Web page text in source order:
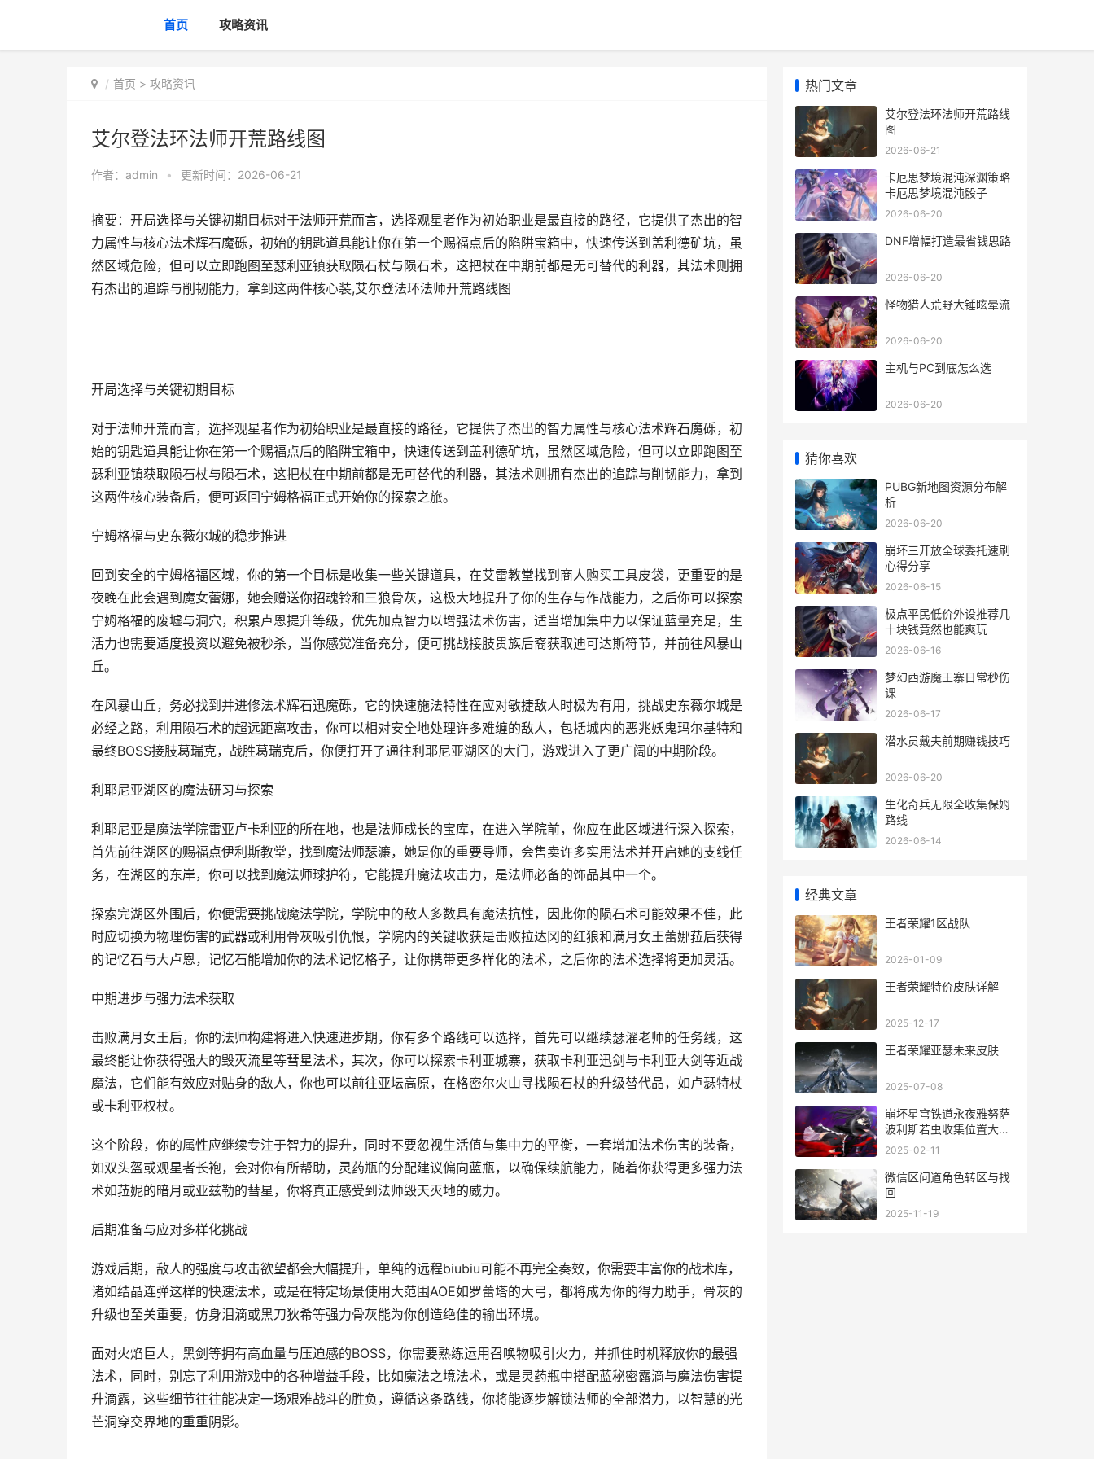
首页 攻略资讯
首页 > 攻略资讯
艾尔登法环法师开荒路线图
作者： admin • 更新时间：2026-06-21
摘要：开局选择与关键初期目标对于法师开荒而言，选择观星者作为初始职业是最直接的路径，它提供了杰出的智
力属性与核心法术辉石魔砾，初始的钥匙道具能让你在第一个赐福点后的陷阱宝箱中，快速传送到盖利德矿坑，虽
然区域危险，但可以立即跑图至瑟利亚镇获取陨石杖与陨石术，这把杖在中期前都是无可替代的利器，其法术则拥
有杰出的追踪与削韧能力，拿到这两件核心装,艾尔登法环法师开荒路线图
开局选择与关键初期目标
对于法师开荒而言，选择观星者作为初始职业是最直接的路径，它提供了杰出的智力属性与核心法术辉石魔砾，初
始的钥匙道具能让你在第一个赐福点后的陷阱宝箱中，快速传送到盖利德矿坑，虽然区域危险，但可以立即跑图至
瑟利亚镇获取陨石杖与陨石术，这把杖在中期前都是无可替代的利器，其法术则拥有杰出的追踪与削韧能力，拿到
这两件核心装备后，便可返回宁姆格福正式开始你的探索之旅。
宁姆格福与史东薇尔城的稳步推进
回到安全的宁姆格福区域，你的第一个目标是收集一些关键道具，在艾雷教堂找到商人购买工具皮袋，更重要的是
夜晚在此会遇到魔女蕾娜，她会赠送你招魂铃和三狼骨灰，这极大地提升了你的生存与作战能力，之后你可以探索
宁姆格福的废墟与洞穴，积累卢恩提升等级，优先加点智力以增强法术伤害，适当增加集中力以保证蓝量充足，生
活力也需要适度投资以避免被秒杀，当你感觉准备充分，便可挑战接肢贵族后裔获取迪可达斯符节，并前往风暴山
丘。
在风暴山丘，务必找到并进修法术辉石迅魔砾，它的快速施法特性在应对敏捷敌人时极为有用，挑战史东薇尔城是
必经之路，利用陨石术的超远距离攻击，你可以相对安全地处理许多难缠的敌人，包括城内的恶兆妖鬼玛尔基特和
最终BOSS接肢葛瑞克，战胜葛瑞克后，你便打开了通往利耶尼亚湖区的大门，游戏进入了更广阔的中期阶段。
利耶尼亚湖区的魔法研习与探索
利耶尼亚是魔法学院雷亚卢卡利亚的所在地，也是法师成长的宝库，在进入学院前，你应在此区域进行深入探索，
首先前往湖区的赐福点伊利斯教堂，找到魔法师瑟濂，她是你的重要导师，会售卖许多实用法术并开启她的支线任
务，在湖区的东岸，你可以找到魔法师球护符，它能提升魔法攻击力，是法师必备的饰品其中一个。
探索完湖区外围后，你便需要挑战魔法学院，学院中的敌人多数具有魔法抗性，因此你的陨石术可能效果不佳，此
时应切换为物理伤害的武器或利用骨灰吸引仇恨，学院内的关键收获是击败拉达冈的红狼和满月女王蕾娜菈后获得
的记忆石与大卢恩，记忆石能增加你的法术记忆格子，让你携带更多样化的法术，之后你的法术选择将更加灵活。
中期进步与强力法术获取
击败满月女王后，你的法师构建将进入快速进步期，你有多个路线可以选择，首先可以继续瑟濯老师的任务线，这
最终能让你获得强大的毁灭流星等彗星法术，其次，你可以探索卡利亚城寨，获取卡利亚迅剑与卡利亚大剑等近战
魔法，它们能有效应对贴身的敌人，你也可以前往亚坛高原，在格密尔火山寻找陨石杖的升级替代品，如卢瑟特杖
或卡利亚权杖。
这个阶段，你的属性应继续专注于智力的提升，同时不要忽视生活值与集中力的平衡，一套增加法术伤害的装备，
如双头盔或观星者长袍，会对你有所帮助，灵药瓶的分配建议偏向蓝瓶，以确保续航能力，随着你获得更多强力法
术如菈妮的暗月或亚兹勒的彗星，你将真正感受到法师毁天灭地的威力。
后期准备与应对多样化挑战
游戏后期，敌人的强度与攻击欲望都会大幅提升，单纯的远程biubiu可能不再完全奏效，你需要丰富你的战术库，
诸如结晶连弹这样的快速法术，或是在特定场景使用大范围AOE如罗蕾塔的大弓，都将成为你的得力助手，骨灰的
升级也至关重要，仿身泪滴或黑刀狄希等强力骨灰能为你创造绝佳的输出环境。
面对火焰巨人，黑剑等拥有高血量与压迫感的BOSS，你需要熟练运用召唤物吸引火力，并抓住时机释放你的最强
法术，同时，别忘了利用游戏中的各种增益手段，比如魔法之境法术，或是灵药瓶中搭配蓝秘密露滴与魔法伤害提
升滴露，这些细节往往能决定一场艰难战斗的胜负，遵循这条路线，你将能逐步解锁法师的全部潜力，以智慧的光
芒洞穿交界地的重重阴影。
热门文章
艾尔登法环法师开荒路线
图
2026-06-21
卡厄思梦境混沌深渊策略
卡厄思梦境混沌骰子
2026-06-20
DNF增幅打造最省钱思路
2026-06-20
怪物猎人荒野大锤眩晕流
2026-06-20
主机与PC到底怎么选
2026-06-20
猜你喜欢
PUBG新地图资源分布解
析
2026-06-20
崩坏三开放全球委托速刷
心得分享
2026-06-15
极点平民低价外设推荐几
十块钱竟然也能爽玩
2026-06-16
梦幻西游魔王寨日常秒伤
课
2026-06-17
潜水员戴夫前期赚钱技巧
2026-06-20
生化奇兵无限全收集保姆
路线
2026-06-14
经典文章
王者荣耀1区战队
2026-01-09
王者荣耀特价皮肤详解
2025-12-17
王者荣耀亚瑟未来皮肤
2025-07-08
崩坏星穹铁道永夜雅努萨
波利斯若虫收集位置大全
崩坏星穹铁道永冬岭的宝
2025-02-11
微信区问道角色转区与找
回
2025-11-19